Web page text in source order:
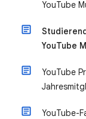
YouTube
YouTube
YouTube
YouTube-